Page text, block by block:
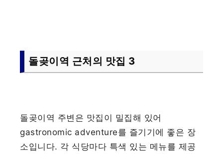
돌곶이역 근처의 맛집 3
돌곶이역 주변은 맛집이 밀집해 있어
gastronomic adventure를 즐기기에 좋은 장
소입니다. 각 식당마다 특색 있는 메뉴를 제공